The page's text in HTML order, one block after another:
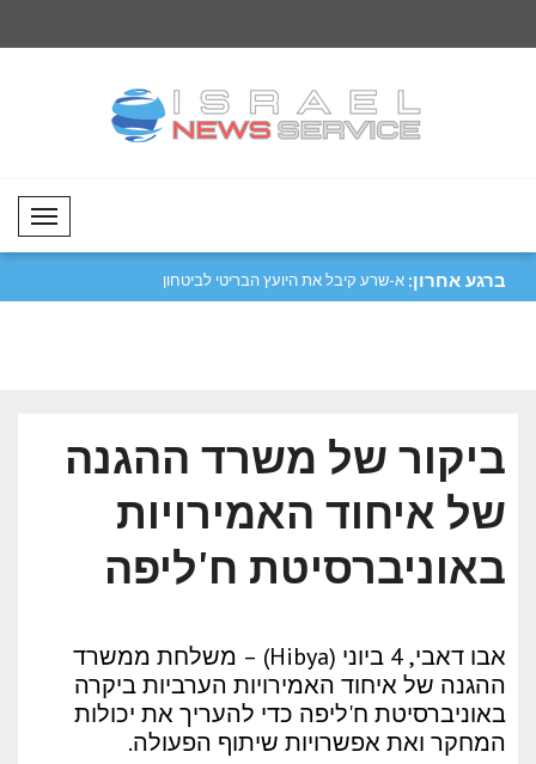
Mobil Menü
ברגע אחרון: סער: ישראל תמשיך להגן על אזרחיה מפני תיאטרון..
ביקור של משרד ההגנה
של איחוד האמירויות
באוניברסיטת ח'ליפה
אבו דאבי, 4 ביוני (Hibya) – משלחת ממשרד
ההגנה של איחוד האמירויות הערביות ביקרה
באוניברסיטת ח'ליפה כדי להעריך את יכולות
המחקר ואת אפשרויות שיתוף הפעולה.